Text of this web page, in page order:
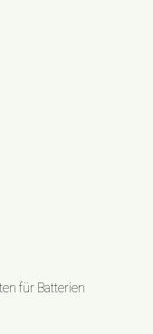
für Batterien